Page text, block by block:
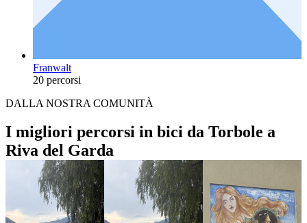
Franwalt
20 percorsi
DALLA NOSTRA COMUNITÀ
I migliori percorsi in bici da Torbole a
Riva del Garda